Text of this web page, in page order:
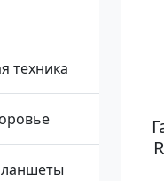
техника